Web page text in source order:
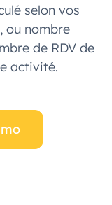
selon vos
ou nombre
de RDV de
activité.